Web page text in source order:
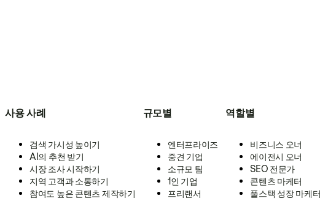
사용 사례
검색 가시성 높이기
AI의 추천 받기
시장 조사 시작하기
지역 고객과 소통하기
참여도 높은 콘텐츠 제작하기
규모별
엔터프라이즈
중견 기업
소규모 팀
1인 기업
프리랜서
역할별
비즈니스 오너
에이전시 오너
SEO 전문가
콘텐츠 마케터
풀스택 성장 마케터